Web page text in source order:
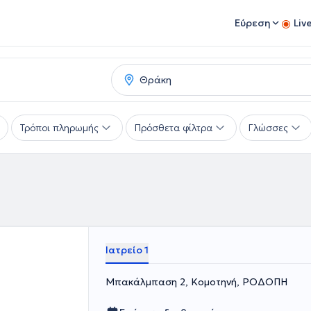
Εύρεση
Τρόποι πληρωμής Πρόσθετα φίλτρα Γλώσσες
Ιατρείο 1
Μπακάλμπαση 2, Κομοτηνή, ΡΟΔΟΠΗ